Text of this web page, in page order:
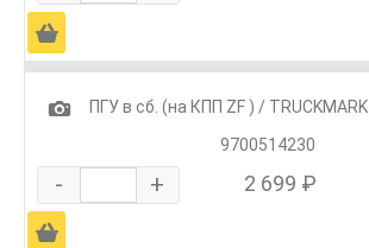
Ä
1
ПГУ в сб. (на КПП ZF ) / TRUCKMARK
9700514230
- + 2 699 ₽
Ä